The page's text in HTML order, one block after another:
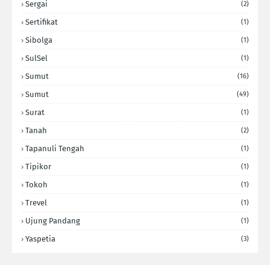
Sergai (2)
Sertifikat (1)
Sibolga (1)
SulSel (1)
Sumut (16)
Sumut (49)
Surat (1)
Tanah (2)
Tapanuli Tengah (1)
Tipikor (1)
Tokoh (1)
Trevel (1)
Ujung Pandang (1)
Yaspetia (3)